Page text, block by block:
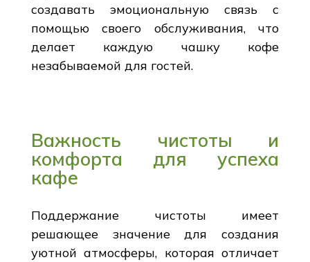
создавать эмоциональную связь с
помощью своего обслуживания, что
делает каждую чашку кофе
незабываемой для гостей.
Важность чистоты и
комфорта для успеха
кафе
Поддержание чистоты имеет
решающее значение для создания
уютной атмосферы, которая отличает